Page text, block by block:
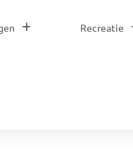
Recreatie